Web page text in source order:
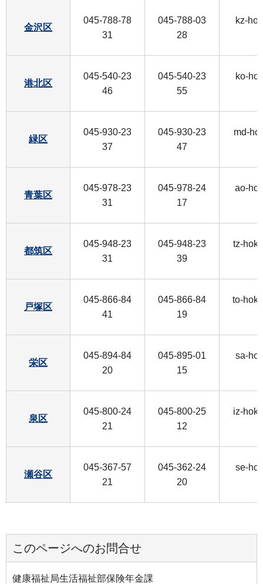
金沢区
045-788-78
31
045-788-03
28
kz-
港北区
045-540-23
46
045-540-23
55
ko-
緑区
045-930-23
37
045-930-23
47
md-
青葉区
045-978-23
31
045-978-24
17
ao-
都筑区
045-948-23
31
045-948-23
39
tz-
戸塚区
045-866-84
41
045-866-84
19
to-
栄区
045-894-84
20
045-895-01
15
sa-
泉区
045-800-24
21
045-800-25
12
iz-
瀬谷区
045-367-57
21
045-362-24
20
se-
このページへのお問合せ
健康福祉局生活福祉部保険年金課